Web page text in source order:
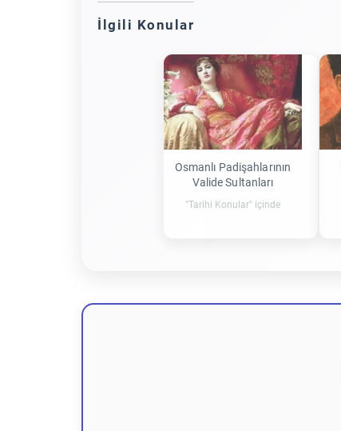
İlgili Konular
Osmanlı Padişahlarının
Valide Sultanları
"Tarihi Konular" içinde